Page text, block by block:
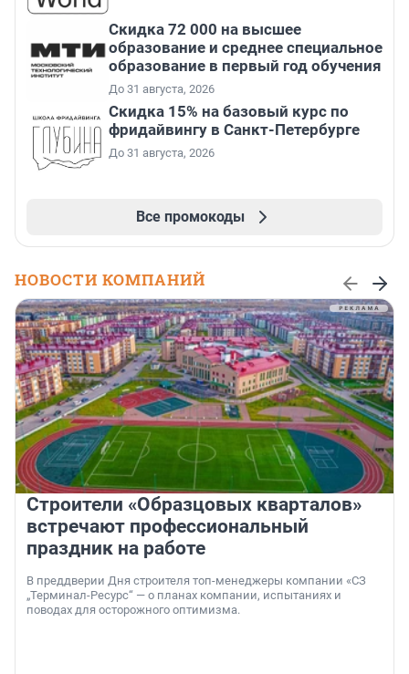
Скидка 72 000 на высшее
образование и среднее специальное
образование в первый год обучения
До 31 августа, 2026
Скидка 15% на базовый курс по
фридайвингу в Санкт-Петербурге
До 31 августа, 2026
Все промокоды
НОВОСТИ КОМПАНИЙ
Строители «Образцовых кварталов»
встречают профессиональный
праздник на работе
В преддверии Дня строителя топ-менеджеры компании «СЗ
„Терминал-Ресурс“ — о планах компании, испытаниях и
поводах для осторожного оптимизма.